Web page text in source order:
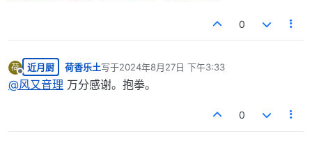
0
荷
离线
近月厨 荷香乐土写于2024年8月27日 下午3:33
最后由 编辑
@风又音理 万分感谢。抱拳。
0